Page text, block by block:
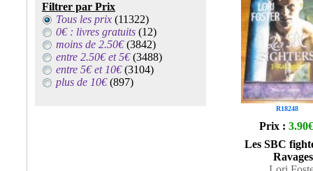
Filtrer par Prix
Tous les prix (11322)
0€ : livres gratuits (12)
moins de 2.50€(3842)
entre 2.50€ et 5€(3488)
entre 5€ et 10€(3104)
plus de 10€(897)
R18248
Prix : 3.90€
Les SBC
Ravages